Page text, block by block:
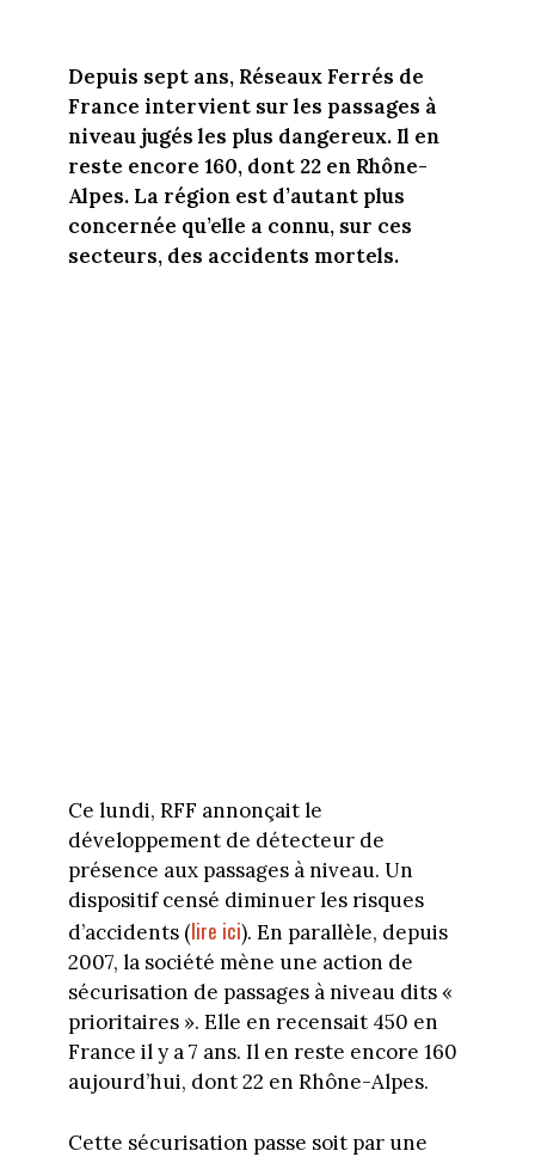
Depuis sept ans, Réseaux Ferrés de
France intervient sur les passages à
niveau jugés les plus dangereux. Il en
reste encore 160, dont 22 en Rhône-
Alpes. La région est d’autant plus
concernée qu’elle a connu, sur ces
secteurs, des accidents mortels.
Ce lundi, RFF annonçait le
développement de détecteur de
présence aux passages à niveau. Un
dispositif censé diminuer les risques
d’accidents (lire ici). En parallèle, depuis
2007, la société mène une action de
sécurisation de passages à niveau dits «
prioritaires ». Elle en recensait 450 en
France il y a 7 ans. Il en reste encore 160
aujourd’hui, dont 22 en Rhône-Alpes.
Cette sécurisation passe soit par une